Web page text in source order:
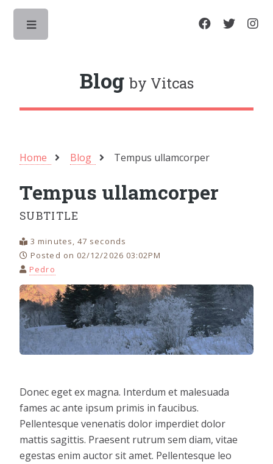
Blog by Vitcas
Home Blog Tempus ullamcorper
Tempus ullamcorper
SUBTITLE
3 minutes, 47 seconds
Posted on 02/12/2026 03:02PM
Pedro
Donec eget ex magna. Interdum et malesuada
fames ac ante ipsum primis in faucibus.
Pellentesque venenatis dolor imperdiet dolor
mattis sagittis. Praesent rutrum sem diam, vitae
egestas enim auctor sit amet. Pellentesque leo